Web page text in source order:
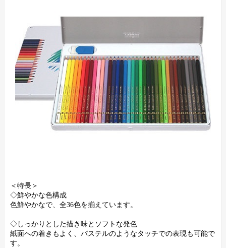
＜特長＞
◇鮮やかな色構成
色鮮やかなで、全36色を揃えています。
◇しっかりとした描き味とソフトな発色
紙面への着きもよく、パステルのようなタッチでの表現も可能で
す。